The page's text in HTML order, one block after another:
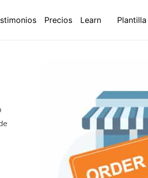
Precios Learn